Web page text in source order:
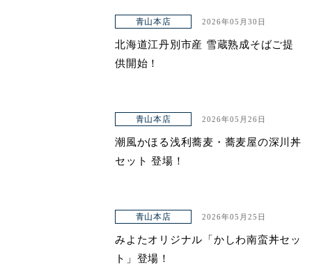
青山本店 2026年05月30日
北海道江丹別市産 雪蔵熟成そばご提
供開始！
青山本店 2026年05月26日
潮風かほる浅利蕎麦・蕎麦屋の深川丼
セット 登場！
青山本店 2026年05月25日
みよたオリジナル「かしわ南蛮丼セッ
ト」登場！